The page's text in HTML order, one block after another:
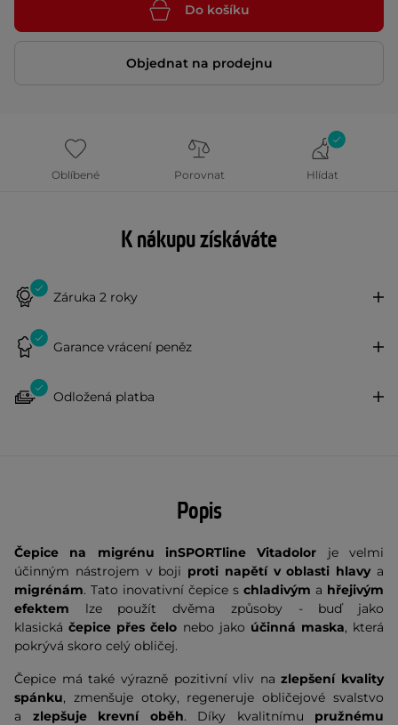
Do košíku
Objednat na prodejnu
Oblíbené Porovnat Hlídat
K nákupu získáváte
Záruka 2 roky
Garance vrácení peněz
Odložená platba
Popis
Čepice na migrénu inSPORTline Vitadolor je velmi
účinným nástrojem v boji proti napětí v oblasti hlavya
migrénám. Tato inovativní čepice s chladivým a hřejivým
efektem lze použít dvěma způsoby - buď jako
klasická čepice přes čelo nebo jako účinná maska, která
pokrývá skoro celý obličej.
Čepice má také výrazně pozitivní vliv nazlepšení kvality
spánku, zmenšuje otoky, regeneruje obličejové svalstvo
a zlepšuje krevní oběh. Díky kvalitnímu pružnému